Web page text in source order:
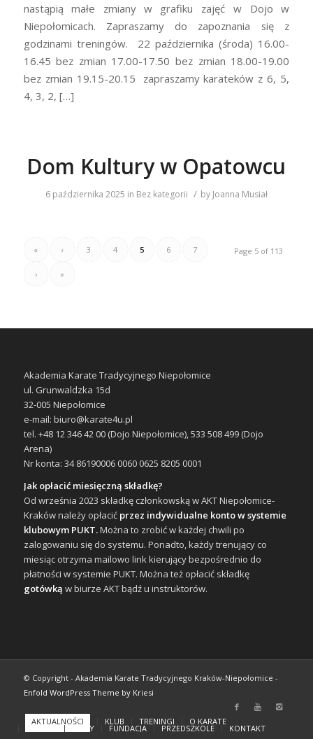
nastąpią małe zmiany w grafiku zajęć w Dojo w
Niepołomicach. Zapraszamy do zapoznania się z
godzinami treningów. 22 października (środa) 16.00-
16.45 bez zmian 17.00-17.50 bez zmian 18.00-19.00
bez zmian 19.15-20.15 zapraszamy karateków z 6, 5,
4, 3, 2, […]
Dom Kultury w Opatowcu
6 października 2025 in Bez kategorii / by Joanna Musiał
Page 5 of 113
« ‹ 3 4 5 6 7
› »
Akademia Karate Tradycyjnego Niepołomice
ul. Grunwaldzka 15d
32-005 Niepołomice
e-mail: biuro@karate4u.pl
tel. +48 12 346 42 00 (Dojo Niepołomice), 533 508 499 (Dojo
Arena)
Nr konta: 34 86190006 0060 0625 8205 0001
Jak opłacić miesięczną składkę?
Od września 2023 składkę członkowską w AKT Niepołomice-
Kraków należy opłacić przez indywidualne konto w systemie
klubowym PUKT.Można to zrobić w każdej chwili po
zalogowaniu się do systemu. Ponadto, każdy trenujący co
miesiąc otrzyma mailowo link kierujący bezpośrednio do
płatności w systemie PUKT. Można też opłacić składkę
gotówką w biurze AKT bądź u instruktorów.
© Copyright - Akademia Karate Tradycyjnego Kraków-Niepołomice -
Enfold WordPress Theme by Kriesi
AKTUALNOŚCI KLUB TRENINGI O KARATE
GALERIA FILMY FUNDACJA PRZEDSZKOLE KONTAKT